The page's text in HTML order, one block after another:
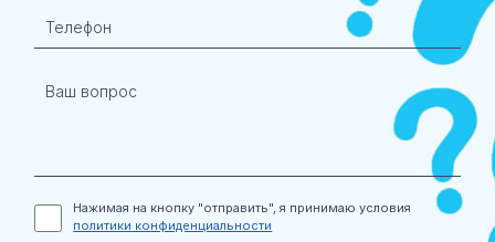
Нажимая на кнопку "отправить", я принимаю условия
политики конфиденциальности